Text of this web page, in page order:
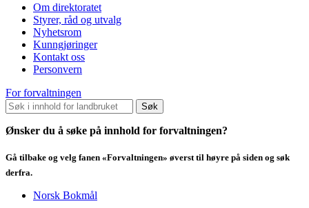
Om direktoratet
Styrer, råd og utvalg
Nyhetsrom
Kunngjøringer
Kontakt oss
Personvern
For forvaltningen
Søk
Ønsker du å søke på innhold for forvaltningen?
Gå tilbake og velg fanen «Forvaltningen» øverst til høyre på siden og søk
derfra.
Norsk Bokmål